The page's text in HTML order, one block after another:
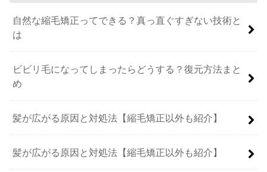
自然な縮毛矯正ってできる？真っ直ぐすぎない技術と
は
ビビリ毛になってしまったらどうする？復元方法まと
め
髪が広がる原因と対処法【縮毛矯正以外も紹介】
髪が広がる原因と対処法【縮毛矯正以外も紹介】